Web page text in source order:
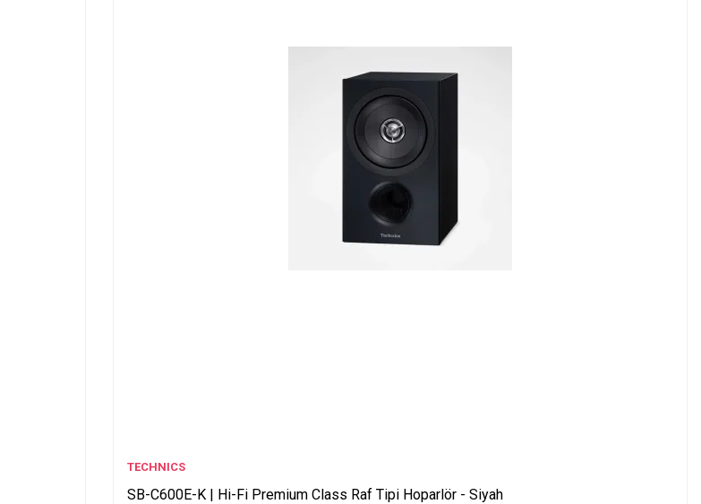
TECHNICS
SB-C600E-K | Hi-Fi Premium Class Raf Tipi Hoparlör - Siyah